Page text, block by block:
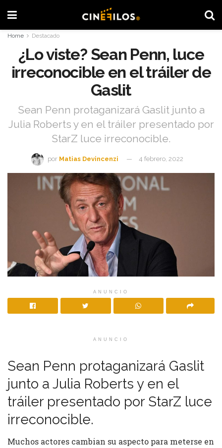
Home Destacado
¿Lo viste? Sean Penn, luce
irreconocible en el tráiler de
Gaslit
Sean Penn protaganizará Gaslit junto a
Julia Roberts y en el tráiler presentado por
StarZ luce irreconocible.
por Matias Devincenzi 4 febrero, 2022
ANUNCIO
ANUNCIO
Sean Penn protaganizará Gaslit
junto a Julia Roberts y en el
tráiler presentado por StarZ luce
irreconocible.
Muchos actores cambian su aspecto para meterse en